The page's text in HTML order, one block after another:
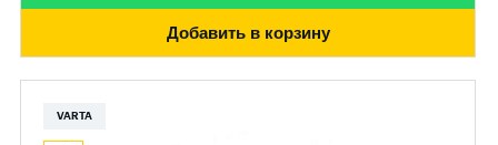
Добавить в корзину
VARTA